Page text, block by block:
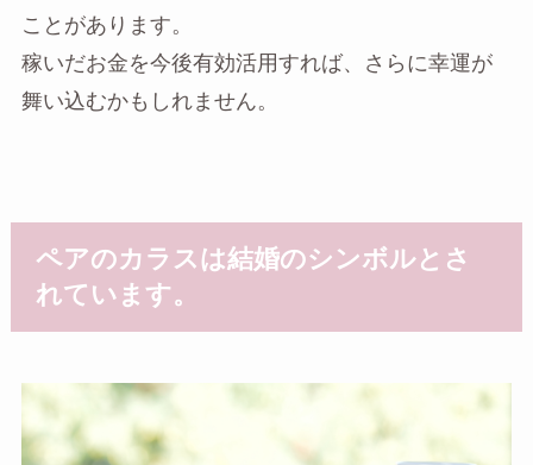
ことがあります。
稼いだお金を今後有効活用すれば、さらに幸運が
舞い込むかもしれません。
ペアのカラスは結婚のシンボルとさ
れています。